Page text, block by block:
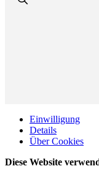
Einwilligung
Details
Über Cookies
Diese Website